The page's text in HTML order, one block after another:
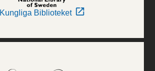
Kungliga Biblioteket